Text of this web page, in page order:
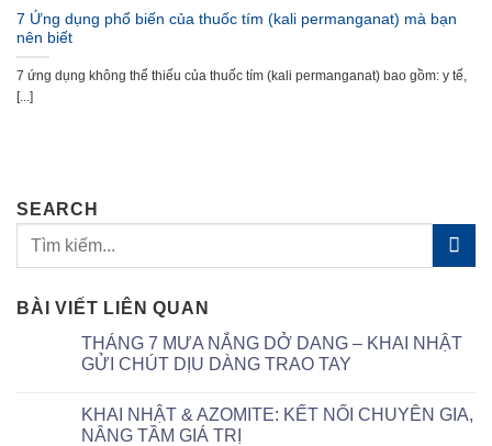
7 Ứng dụng phổ biến của thuốc tím (kali permanganat) mà bạn
nên biết
7 ứng dụng không thể thiếu của thuốc tím (kali permanganat) bao gồm: y tế,
[...]
SEARCH
BÀI VIẾT LIÊN QUAN
THÁNG 7 MƯA NẮNG DỞ DANG – KHAI NHẬT
GỬI CHÚT DỊU DÀNG TRAO TAY
KHAI NHẬT & AZOMITE: KẾT NỐI CHUYÊN GIA,
NÂNG TẦM GIÁ TRỊ